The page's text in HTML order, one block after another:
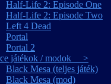
Half-Life 2: Episode One
Half-Life 2: Episode Two
Left 4 Dead
Portal
Portal 2
játékok / modok >
Black Mesa (teljes játék)
Black Mesa (mod)